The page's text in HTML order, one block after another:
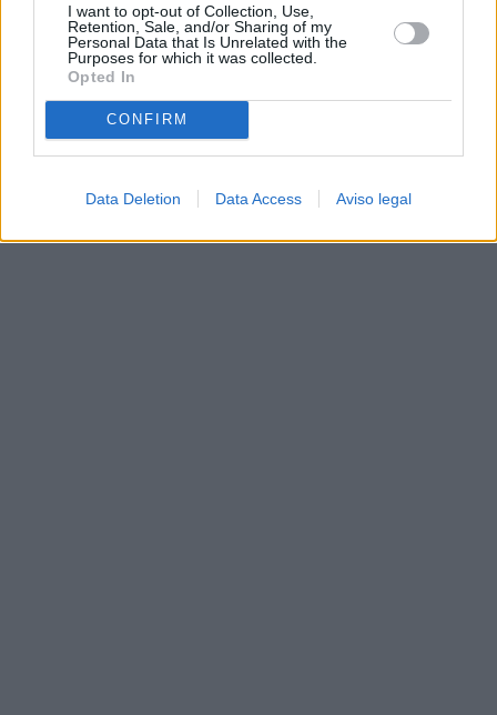
I want to opt-out of Collection, Use,
Retention, Sale, and/or Sharing of my
Personal Data that Is Unrelated with the
Purposes for which it was collected.
Opted In
CONFIRM
Data Deletion Data Access Aviso legal